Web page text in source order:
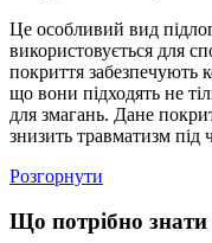
Це особливий вид
використовується для
покриття забезпечують
що вони підходять не
для змагань. Дане
знизить травматизм під
Розгорнути
Що потрібно